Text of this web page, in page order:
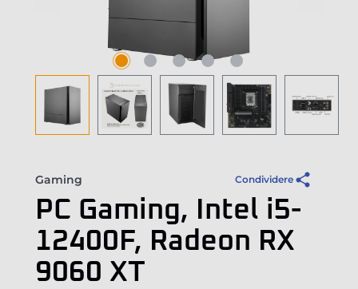
Gaming Condividere
PC Gaming, Intel i5-
12400F, Radeon RX
9060 XT